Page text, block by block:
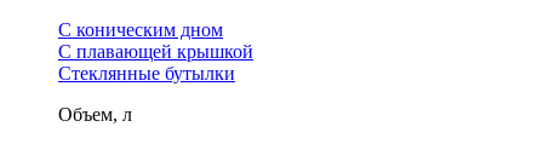
С коническим дном
С плавающей крышкой
Стеклянные бутылки
Объем, л